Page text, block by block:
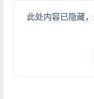
此处内容已隐藏